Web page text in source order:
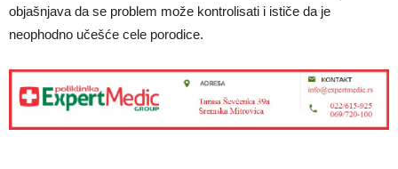
objašnjava da se problem može kontrolisati i ističe da je
neophodno učešće cele porodice.